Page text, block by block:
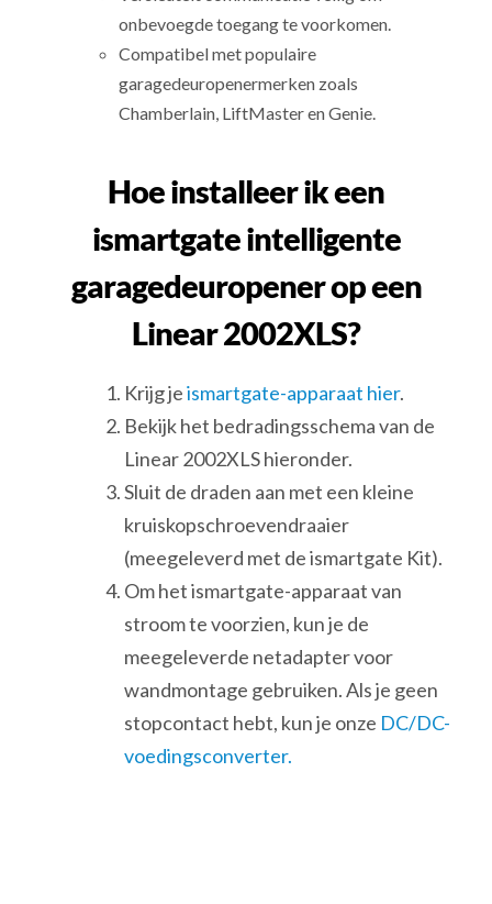
onbevoegde toegang te voorkomen.
Compatibel met populaire
garagedeuropenermerken zoals
Chamberlain, LiftMaster en Genie.
Hoe installeer ik een
ismartgate intelligente
garagedeuropener op een
Linear 2002XLS?
Krijg jeismartgate-apparaat hier.
Bekijk het bedradingsschema van de
Linear 2002XLS hieronder.
Sluit de draden aan met een kleine
kruiskopschroevendraaier
(meegeleverd met de ismartgate Kit).
Om het ismartgate-apparaat van
stroom te voorzien, kun je de
meegeleverde netadapter voor
wandmontage gebruiken. Als je geen
stopcontact hebt, kun je onze DC/DC-
voedingsconverter.